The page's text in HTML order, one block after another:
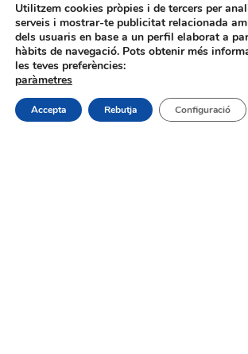
Procés selectiu 1 plaça
joventut – torn lliure –
Utilitzem cookies pròpies i de tercers per
serveis i mostrar-te publicitat relacionada
dels usuaris en base a un perfil elaborat a
hàbits de navegació. Pots obtenir més
les teves preferències:
paràmetres
Accepta Rebutja Configuració